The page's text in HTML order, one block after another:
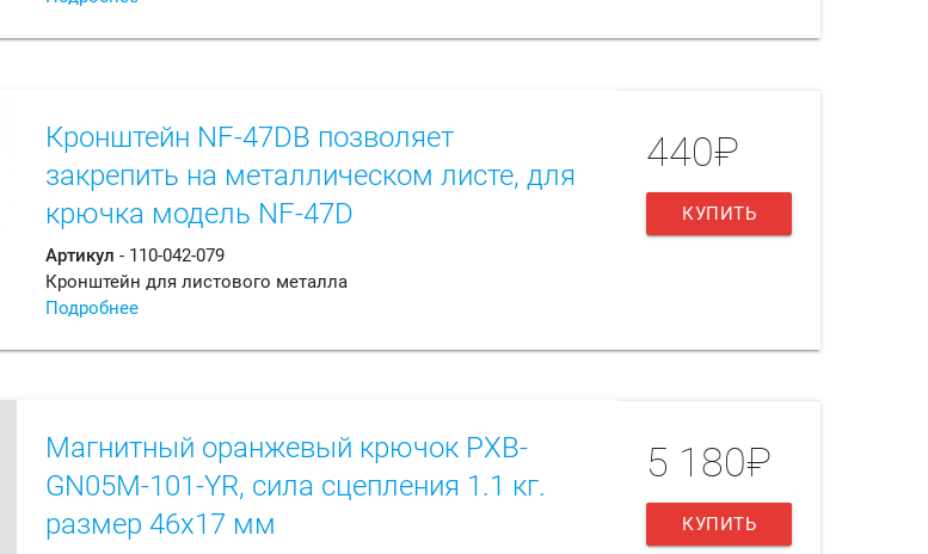
Кронштейн NF-47DB позволяет
закрепить на металлическом листе, для
крючка модель NF-47D
Артикул - 110-042-079
Кронштейн для листового металла
Подробнее
440₽
КУПИТЬ
Магнитный оранжевый крючок PXB-
GN05M-101-YR, сила сцепления 1.1 кг.
размер 46х17 мм
5 180₽
КУПИТЬ